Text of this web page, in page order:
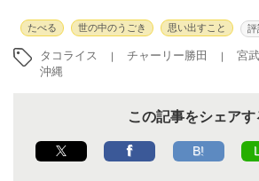
たべる 世の中のうごき 思い出すこと 評
タコライス チャーリー勝田 宮
沖縄
この記事をシェアす
B!